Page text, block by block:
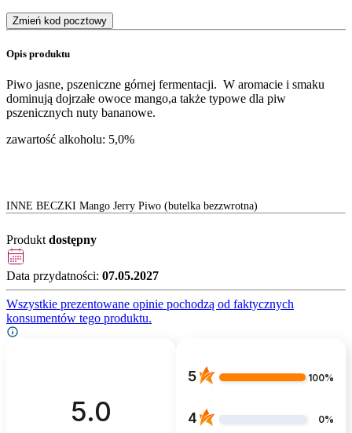
Zmień kod pocztowy
Opis produktu
Piwo jasne, pszeniczne górnej fermentacji. W aromacie i smaku
dominują dojrzałe owoce mango,a także typowe dla piw
pszenicznych nuty bananowe.
zawartość alkoholu: 5,0%
INNE BECZKI Mango Jerry Piwo (butelka bezzwrotna)
Produkt dostępny
Data przydatności: 07.05.2027
Wszystkie prezentowane opinie pochodzą od faktycznych
konsumentów tego produktu.
5.0
5 100%
4 0%